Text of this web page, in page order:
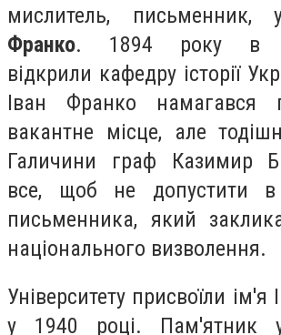
мислитель, письменник,
Франко. 1894 року в
відкрили кафедру історії
Іван Франко намагався
вакантне місце, але
Галичини граф Казимир
все, щоб не допустити в
письменника, який
національного визволення.
Університету присвоїли ім'я
у 1940 році. Пам'ятник